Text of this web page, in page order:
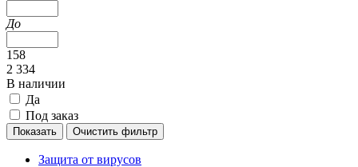
До
158
2 334
В наличии
Да
Под заказ
Защита от вирусов